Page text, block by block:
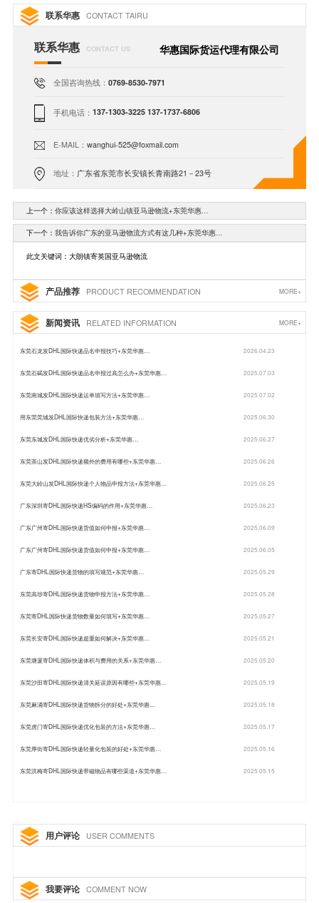
联系华惠 CONTACT TAIRU
联系华惠 CONTACT US 华惠国际货运代理有限公司
全国咨询热线：0769-8530-7971
手机电话：137-1303-3225 137-1737-6806
E-MAIL：wanghui-525@foxmail.com
地址： 广东省东莞市长安镇长青南路21－23号
上一个： 你应该这样选择大岭山镇亚马逊物流+东莞华惠…
下一个： 我告诉你广东的亚马逊物流方式有这几种+东莞华惠…
此文关键词：大朗镇寄英国亚马逊物流
产品推荐 PRODUCT RECOMMENDATION MORE+
新闻资讯 RELATED INFORMATION MORE+
东莞石龙发DHL国际快递品名申报技巧+东莞华惠… 2026.04.23
东莞石碣发DHL国际快递品名申报过高怎么办+东莞华惠… 2025.07.03
东莞南城发DHL国际快递运单填写方法+东莞华惠… 2025.07.02
用东莞莞城发DHL国际快递包装方法+东莞华惠… 2025.06.30
东莞东城发DHL国际快递优劣分析+东莞华惠… 2025.06.27
东莞茶山发DHL国际快递额外的费用有哪些+东莞华惠… 2025.06.26
东莞大岭山发DHL国际快递个人物品申报方法+东莞华惠… 2025.06.25
广东深圳寄DHL国际快递HS编码的作用+东莞华惠… 2025.06.23
广东广州寄DHL国际快递货值如何申报+东莞华惠… 2025.06.09
广东广州寄DHL国际快递货值如何申报+东莞华惠… 2025.06.05
广东寄DHL国际快递货物的填写规范+东莞华惠… 2025.05.29
东莞高埗寄DHL国际快递货物申报方法+东莞华惠… 2025.05.28
东莞寄DHL国际快递货物数量如何填写+东莞华惠… 2025.05.27
东莞长安寄DHL国际快递超重如何解决+东莞华惠… 2025.05.21
东莞塘厦寄DHL国际快递体积与费用的关系+东莞华惠… 2025.05.20
东莞沙田寄DHL国际快递清关延误原因有哪些+东莞华惠… 2025.05.19
东莞麻涌寄DHL国际快递货物拆分的好处+东莞华惠… 2025.05.18
东莞虎门寄DHL国际快递优化包装的方法+东莞华惠… 2025.05.17
东莞厚街寄DHL国际快递轻量化包装的好处+东莞华惠… 2025.05.16
东莞洪梅寄DHL国际快递带磁物品有哪些渠道+东莞华惠… 2025.05.15
用户评论 USER COMMENTS
我要评论 COMMENT NOW